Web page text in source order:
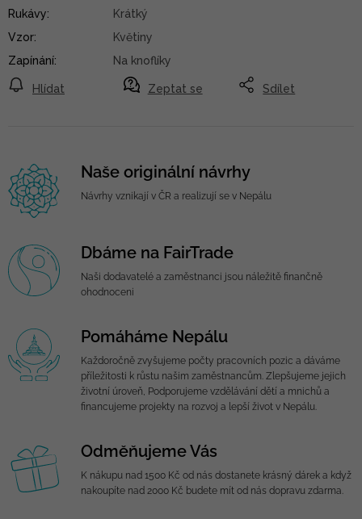
Zeptat se
Hlídat Sdílet
Rukávy:
Krátký
Vzor:
Květiny
Zapínání: Na knoflíky
Naše originální návrhy
Návrhy vznikají v ČR a realizují se v Nepálu
Dbáme na FairTrade
Naši dodavatelé a zaměstnanci jsou náležitě finančně
ohodnoceni
Pomáháme Nepálu
Každoročně zvyšujeme počty pracovních pozic a dáváme
příležitosti k růstu našim zaměstnancům. Zlepšujeme jejich
životní úroveň, Podporujeme vzdělávání dětí a mnichů a
financujeme projekty na rozvoj a lepší život v Nepálu.
Odměňujeme Vás
K nákupu nad 1500 Kč od nás dostanete krásný dárek a když
nakoupíte nad 2000 Kč budete mít od nás dopravu zdarma.